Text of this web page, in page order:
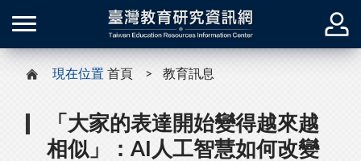
現在位置 首頁 教育訊息
「大家的表達開始變得越來越
相似」：AI人工智慧如何改變